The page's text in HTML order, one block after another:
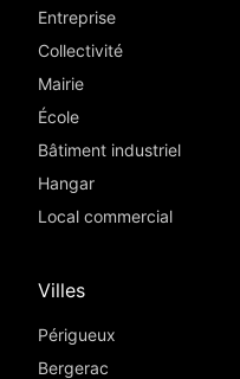
Entreprise
Collectivité
Mairie
École
Bâtiment industriel
Hangar
Local commercial
Villes
Périgueux
Bergerac